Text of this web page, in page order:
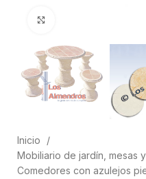
Inicio
Mobiliario de jardín, mesas
Comedores con azulejos